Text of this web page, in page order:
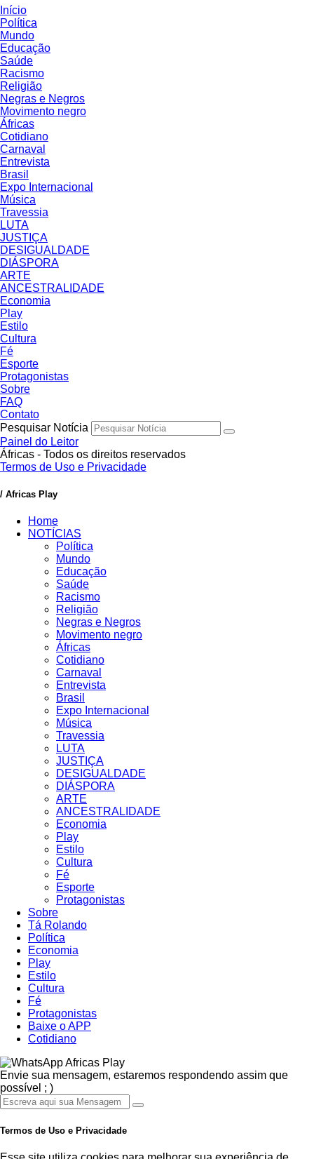
Início
Política
Mundo
Educação
Saúde
Racismo
Religião
Negras e Negros
Movimento negro
Áfricas
Cotidiano
Carnaval
Entrevista
Brasil
Expo Internacional
Música
Travessia
LUTA
JUSTIÇA
DESIGUALDADE
DIÁSPORA
ARTE
ANCESTRALIDADE
Economia
Play
Estilo
Cultura
Fé
Esporte
Protagonistas
Sobre
FAQ
Contato
Pesquisar Notícia
Painel do Leitor
Áfricas - Todos os direitos reservados
Termos de Uso e Privacidade
/ Africas Play
Home
NOTÍCIAS
Política
Mundo
Educação
Saúde
Racismo
Religião
Negras e Negros
Movimento negro
Áfricas
Cotidiano
Carnaval
Entrevista
Brasil
Expo Internacional
Música
Travessia
LUTA
JUSTIÇA
DESIGUALDADE
DIÁSPORA
ARTE
ANCESTRALIDADE
Economia
Play
Estilo
Cultura
Fé
Esporte
Protagonistas
Sobre
Tá Rolando
Política
Economia
Play
Estilo
Cultura
Fé
Protagonistas
Baixe o APP
Cotidiano
Africas Play
Envie sua mensagem, estaremos respondendo assim que
possível ; )
Termos de Uso e Privacidade